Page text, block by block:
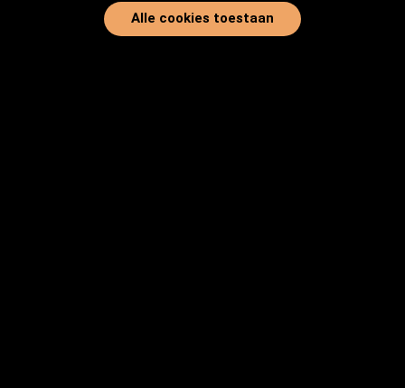
Alle cookies toestaan